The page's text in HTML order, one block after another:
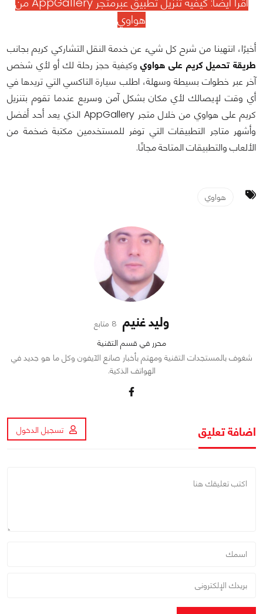
هواوي
أخيرًا، انتهينا من شرح كل شيء عن خدمة النقل التشاركي كريم بجانب
طريقة تحميل كريم على هواويوكيفية حجز رحلة لك أو لأي شخص
آخر عبر خطوات بسيطة وسهلة، اطلب سيارة التاكسي التي تريدها في
أي وقت لإيصالك لأي مكان بشكل آمن وسريع عندما تقوم بتنزيل
كريم على هواوي من خلال متجر AppGallery الذي يعد أحد أفضل
وأشهر متاجر التطبيقات التي توفر للمستخدمين مكتبة ضخمة من
الألعاب والتطبيقات المتاحة مجانًا.
هواوي
وليد غنيم 8 متابع
محرر في قسم التقنية
شغوف بالمستجدات التقنية ومهتم بأخبار صانع الآيفون وكل ما هو جديد في
الهواتف الذكية.
اضافة تعليق تسجيل الدخول